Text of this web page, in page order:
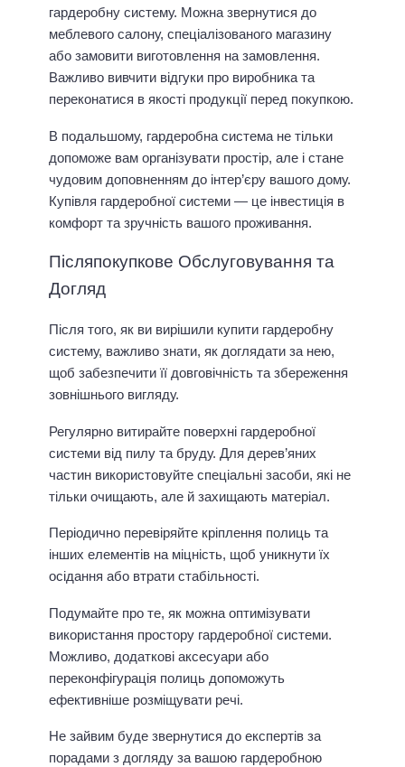
гардеробну систему. Можна звернутися до
меблевого салону, спеціалізованого магазину
або замовити виготовлення на замовлення.
Важливо вивчити відгуки про виробника та
переконатися в якості продукції перед покупкою.
В подальшому, гардеробна система не тільки
допоможе вам організувати простір, але і стане
чудовим доповненням до інтер’єру вашого дому.
Купівля гардеробної системи — це інвестиція в
комфорт та зручність вашого проживання.
Післяпокупкове Обслуговування та
Догляд
Після того, як ви вирішили купити гардеробну
систему, важливо знати, як доглядати за нею,
щоб забезпечити її довговічність та збереження
зовнішнього вигляду.
Регулярно витирайте поверхні гардеробної
системи від пилу та бруду. Для дерев’яних
частин використовуйте спеціальні засоби, які не
тільки очищають, але й захищають матеріал.
Періодично перевіряйте кріплення полиць та
інших елементів на міцність, щоб уникнути їх
осідання або втрати стабільності.
Подумайте про те, як можна оптимізувати
використання простору гардеробної системи.
Можливо, додаткові аксесуари або
переконфігурація полиць допоможуть
ефективніше розміщувати речі.
Не зайвим буде звернутися до експертів за
порадами з догляду за вашою гардеробною